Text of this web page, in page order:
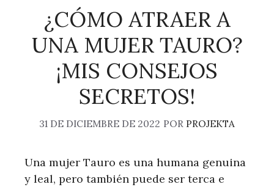
¿CÓMO ATRAER A
UNA MUJER TAURO?
¡MIS CONSEJOS
SECRETOS!
31 DE DICIEMBRE DE 2022 POR PROJEKTA
Una mujer Tauro es una humana genuina
y leal, pero también puede ser terca e